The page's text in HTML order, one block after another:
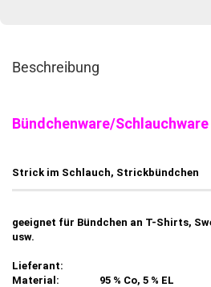
Beschreibung
Bündchenware/
Strick im Schlauch, Strickbündchen
geeignet für Bündchen an T-Shirts,
usw.
Lieferant:
Material:
95 % Co, 5 % EL